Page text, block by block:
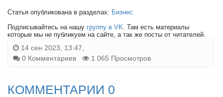
Статья опубликована в разделах: Бизнес
Подписывайтесь на нашу группу в VK . Там есть материалы
которые мы не публикуем на сайте, а так же посты от читателей.
14 сен 2023, 13:47,
0 Комментариев
1 065 Просмотров
КОММЕНТАРИИ 0